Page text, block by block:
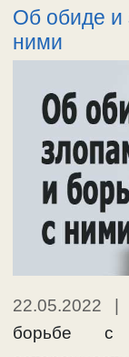
Об обиде и
ними
22.05.2022
борьбе с